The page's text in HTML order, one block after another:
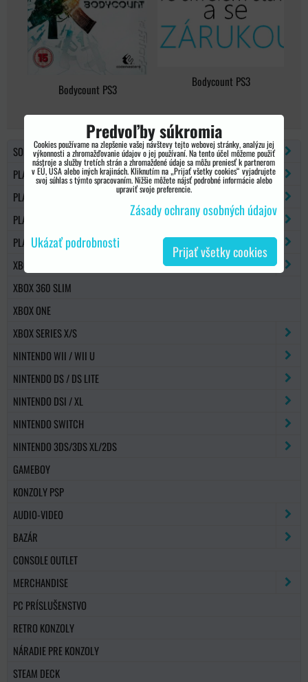
Bodycount PS3
Bodycount PS3
SONY PSP
PLAYSTATION 2
PLAYSTATION 3
PLAYSTATION 4
PLAYSTATION 5
XBOX 360
XBOX 360 SLIM
XBOX ONE
XBOX SERIES X/S
NINTENDO WII / WII U
NINTENDO DS / DS LITE
NINTENDO DSI / XL
NINTENDO SWITCH
NINTENDO 3DS/3DS XL/2DS
GAMEBOY
KONZOLY PSP
AUDIO-VIDEO
BAZÁR
CONSOLE OUTLET
MERCHANDISE
PC PRÍSLUŠENSTVO
RETRO KONZOLY
NÁRADIE PRE KONZOLY
STEAM DECK
Predvoľby súkromia
Cookies používame na zlepšenie vašej návštevy tejto webovej stránky, analýzu jej
výkonnosti a zhromažďovanie údajov o jej používaní. Na tento účel môžeme použiť
nástroje a služby tretích strán a zhromaždené údaje sa môžu preniesť k partnerom
v EÚ, USA alebo iných krajinách. Kliknutím na „Prijať všetky cookies“ vyjadrujete
svoj súhlas s týmto spracovaním. Nižšie môžete nájsť podrobné informácie alebo
upraviť svoje preferencie.
Zásady ochrany osobných údajov
Ukázať podrobnosti
Prijať všetky cookies